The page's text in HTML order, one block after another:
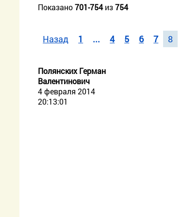
Показано701-754из754
Назад 1 ... 4 5 6 7 8
Полянских Герман
Валентинович
4 февраля 2014
20:13:01